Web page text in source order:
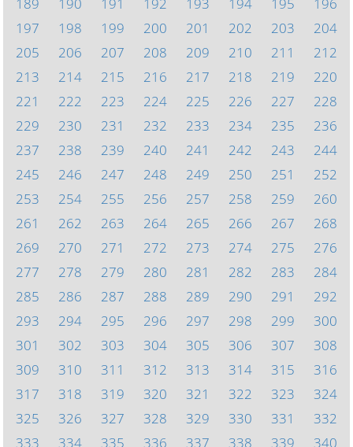
197
198 199 200 201 202 203
204
205
206 207 208 209 210 211
212
213
214 215 216 217 218 219
220
221
222 223 224 225 226 227
228
229
230 231 232 233 234 235
236
237
238 239 240 241 242 243
244
245
246 247 248 249 250 251
252
253
254 255 256 257 258 259
260
261
262 263 264 265 266 267
268
269
270 271 272 273 274 275
276
277
278 279 280 281 282 283
284
285
286 287 288 289 290 291
292
293
294 295 296 297 298 299
300
301
302 303 304 305 306 307
308
309
310 311 312 313 314 315
316
317
318 319 320 321 322 323
324
325
326 327 328 329 330 331
332
333
334 335 336 337 338 339 340